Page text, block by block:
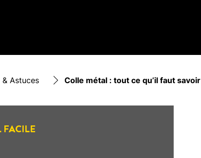
& Astuces Colle métal : tout ce qu’il faut savoir
FACILE